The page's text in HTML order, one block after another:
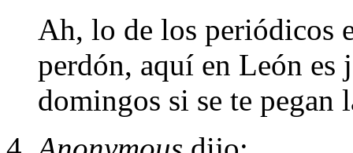
Ah, lo de los periódicos
perdón, aquí en León
domingos si se te pegan